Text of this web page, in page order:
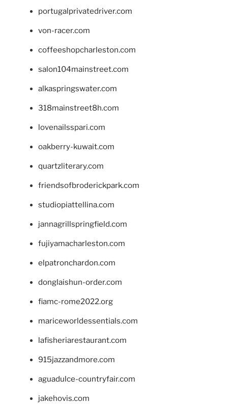
portugalprivatedriver.com
von-racer.com
coffeeshopcharleston.com
salon104mainstreet.com
alkaspringswater.com
318mainstreet8h.com
lovenailsspari.com
oakberry-kuwait.com
quartzliterary.com
friendsofbroderickpark.com
studiopiattellina.com
jannagrillspringfield.com
fujiyamacharleston.com
elpatronchardon.com
donglaishun-order.com
fiamc-rome2022.org
mariceworldessentials.com
lafisheriarestaurant.com
915jazzandmore.com
aguadulce-countryfair.com
jakehovis.com